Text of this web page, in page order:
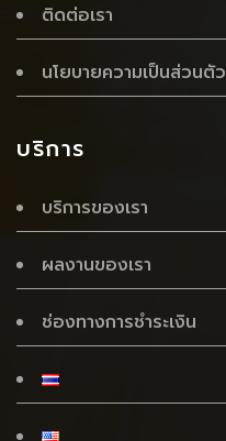
ติดต่อเรา
นโยบายความเป็นส่วนตัว
บริการ
บริการของเรา
ผลงานของเรา
ช่องทางการชำระเงิน